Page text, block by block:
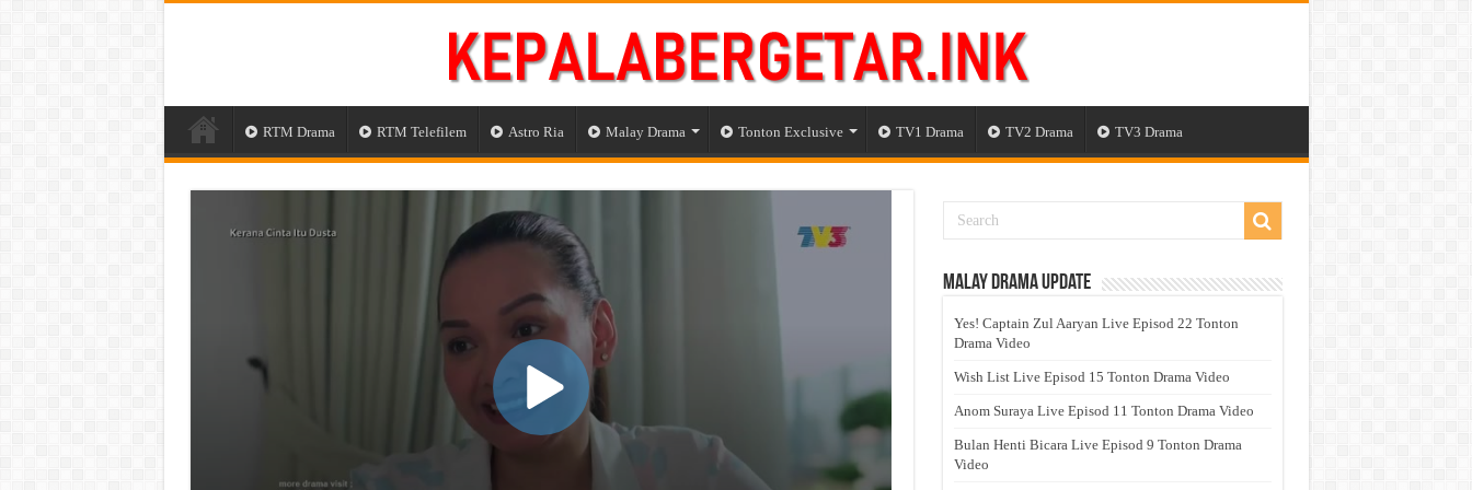
RTM Drama RTM Telefilem Astro Ria Malay Drama Tonton Exclusive TV1 Drama TV2 Drama TV3 Drama
Malay Drama Update
Yes! Captain Zul Aaryan Live Episod 22 Tonton
Drama Video
Wish List Live Episod 15 Tonton Drama Video
Anom Suraya Live Episod 11 Tonton Drama Video
Bulan Henti Bicara Live Episod 9 Tonton Drama
Video